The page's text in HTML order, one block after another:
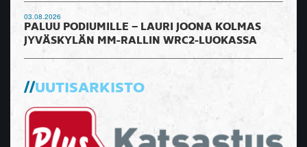
03.08.2026
PALUU PODIUMILLE – LAURI JOONA KOLMAS
JYVÄSKYLÄN MM-RALLIN WRC2-LUOKASSA
UUTISARKISTO